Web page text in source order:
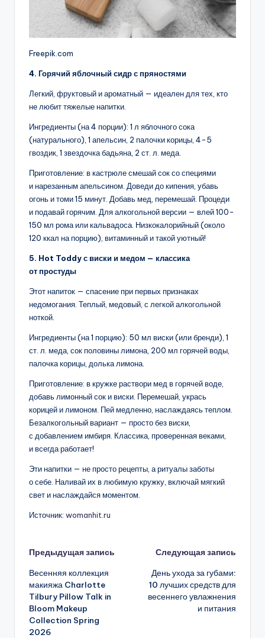
Freepik.com
4. Горячий яблочный сидр с пряностями
Легкий, фруктовый и ароматный — идеален для тех, кто
не любит тяжелые напитки.
Ингредиенты (на 4 порции): 1 л яблочного сока
(натурального), 1 апельсин, 2 палочки корицы, 4-5
гвоздик, 1 звездочка бадьяна, 2 ст. л. меда.
Приготовление: в кастрюле смешай сок со специями
и нарезанным апельсином. Доведи до кипения, убавь
огонь и томи 15 минут. Добавь мед, перемешай. Процеди
и подавай горячим. Для алкогольной версии — влей 100-
150 мл рома или кальвадоса. Низкокалорийный (около
120 ккал на порцию), витаминный и такой уютный!
5. Hot Toddy с виски и медом — классика
от простуды
Этот напиток — спасение при первых признаках
недомогания. Теплый, медовый, с легкой алкогольной
ноткой.
Ингредиенты (на 1 порцию): 50 мл виски (или бренди), 1
ст. л. меда, сок половины лимона, 200 мл горячей воды,
палочка корицы, долька лимона.
Приготовление: в кружке раствори мед в горячей воде,
добавь лимонный сок и виски. Перемешай, укрась
корицей и лимоном. Пей медленно, наслаждаясь теплом.
Безалкогольный вариант — просто без виски,
с добавлением имбиря. Классика, проверенная веками,
и всегда работает!
Эти напитки — не просто рецепты, а ритуалы заботы
о себе. Наливай их в любимую кружку, включай мягкий
свет и наслаждайся моментом.
Источник: womanhit.ru
Навигация
записи
Предыдущая запись
Весенняя коллекция
макияжа Charlotte
Tilbury Pillow Talk in
Bloom Makeup
Collection Spring
2026
Следующая запись
День ухода за губами:
10 лучших средств для
весеннего увлажнения
и питания